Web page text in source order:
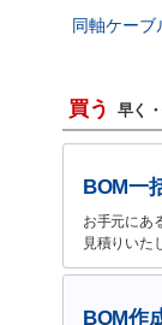
同軸ケーブ
買う 早く
BOM一
お手元にあ
見積りいた
BOM作